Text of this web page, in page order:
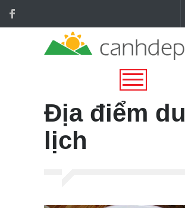
Địa điểm du
lịch